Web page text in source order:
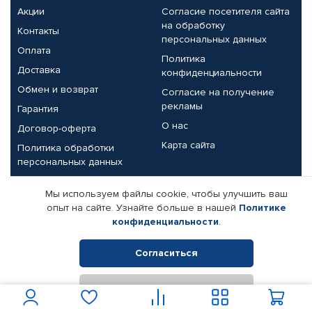
Акции
Контакты
Оплата
Доставка
Обмен и возврат
Гарантия
Договор-оферта
Политика обработки
персональных данных
Согласие посетителя сайта
на обработку
персональных данных
Политика
конфиденциальности
Согласие на получение
рекламы
О нас
Карта сайта
Партнерам
Корпоративным клиентам
Поставщикам
Реквизиты компании
© КАМАЗ ЦЕНТР ДОНЕЦК, 2015-2026. Все права защищены.
Интернет-магазин автомобильных товаров Автопрофи.
Мы используем файлы cookie, чтобы улучшить ваш
опыт на сайте. Узнайте больше в нашей Политике
конфиденциальности.
Согласиться
Отклонить